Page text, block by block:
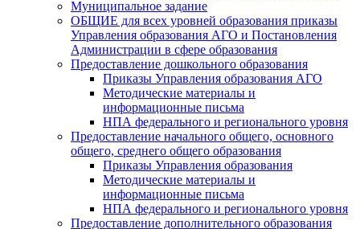
Муниципальное задание
ОБЩИЕ для всех уровней образования приказы
Управления образования АГО и Постановления
Администрации в сфере образования
Предоставление дошкольного образования
Приказы Управления образования АГО
Методические материалы и
информационные письма
НПА федерального и регионального уровня
Предоставление начального общего, основного
общего, среднего общего образования
Приказы Управления образования
Методические материалы и
информационные письма
НПА федерального и регионального уровня
Предоставление дополнительного образования